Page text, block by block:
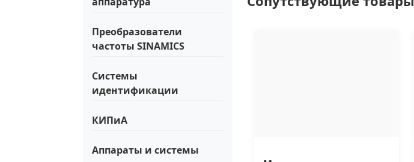
Преобразователи
частоты SINAMICS
Системы
идентификации
КИПиА
Аппараты и системы